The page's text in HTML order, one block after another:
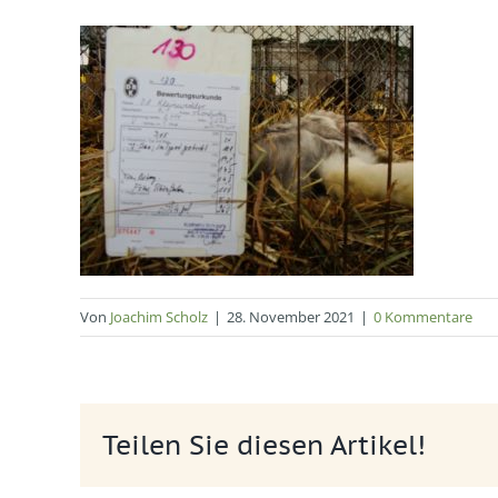
Von Joachim Scholz | 28. November 2021 | 0 Kommentare
Teilen Sie diesen Artikel!